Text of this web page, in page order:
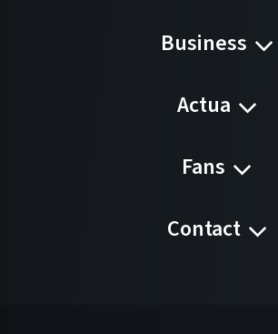
Business
Actua
Fans
Contact